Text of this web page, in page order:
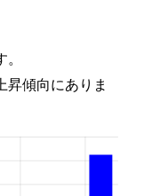
傾向にありま